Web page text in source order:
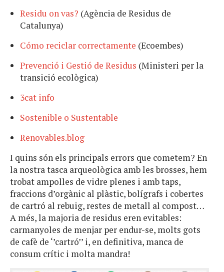
Residu on vas? (Agència de Residus de
Catalunya)
Cómo reciclar correctamente (Ecoembes)
Prevenció i Gestió de Residus (Ministeri per la
transició ecològica)
3cat info
Sostenible o Sustentable
Renovables.blog
I quins són els principals errors que cometem? En
la nostra tasca arqueològica amb les brosses, hem
trobat ampolles de vidre plenes i amb taps,
fraccions d’orgànic al plàstic, bolígrafs i cobertes
de cartró al rebuig, restes de metall al compost…
A més, la majoria de residus eren evitables:
carmanyoles de menjar per endur-se, molts gots
de cafè de ‘’cartró’’ i, en definitiva, manca de
consum crític i molta mandra!